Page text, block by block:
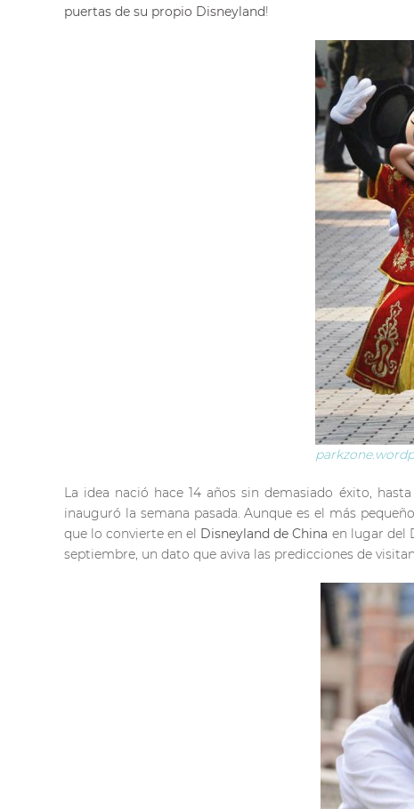
puertas de su propio Disneyland!
La idea nació hace 14 años sin demasiado éxito,
inauguró la semana pasada. Aunque es el más
que lo convierte en el Disneyland de China en lugar del
septiembre, un dato que aviva las predicciones de